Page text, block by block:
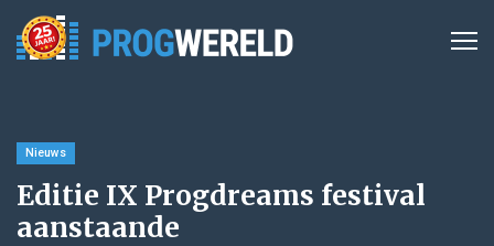
Nieuws
Editie IX Progdreams festival
aanstaande